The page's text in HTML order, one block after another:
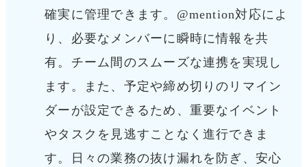
確実に管理できます。@mention対応によ
り、必要なメンバーに瞬時に情報を共
有。 チーム間のスムーズな連携を実現し
ます。また、予定や締め切りのリマイン
ダーが設定できるため、重要なイベント
やタスクを見逃すことなく進行できま
す。
日々の業務の抜け漏れを防ぎ、安心